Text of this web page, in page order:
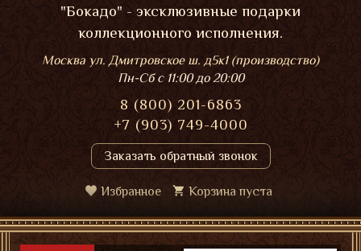
"Бокадо" - эксклюзивные подарки
коллекционного исполнения.
Москва ул. Дмитровское ш. д5к1 (производство)
Пн-Сбс 11:00 до 20:00
8 (800) 201-6863
+7 (903) 749-4000
Заказать обратный звонок
Избранное Корзина пуста